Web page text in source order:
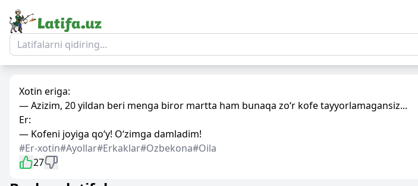
Xotin eriga:
— Azizim, 20 yildan beri menga biror martta ham bunaqa zo‘r kofe tayyorlamagansiz...
Er:
— Kofeni joyiga qo‘y! O‘zimga damladim!
#Er-xotin#Ayollar#Erkaklar#Ozbekona#Oila
27